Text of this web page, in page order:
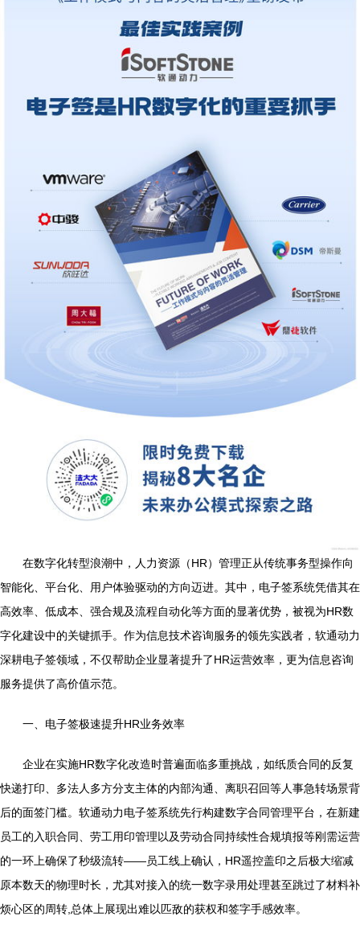
在数字化转型浪潮中，人力资源（HR）管理正从传统事务型操作向
智能化、平台化、用户体验驱动的方向迈进。其中，电子签系统凭借其在
高效率、低成本、强合规及流程自动化等方面的显著优势，被视为HR数
字化建设中的关键抓手。作为信息技术咨询服务的领先实践者，软通动力
深耕电子签领域，不仅帮助企业显著提升了HR运营效率，更为信息咨询
服务提供了高价值示范。
一、电子签极速提升HR业务效率
企业在实施HR数字化改造时普遍面临多重挑战，如纸质合同的反复
快递打印、多法人多方分支主体的内部沟通、离职召回等人事急转场景背
后的面签门槛。软通动力电子签系统先行构建数字合同管理平台，在新建
员工的入职合同、劳工用印管理以及劳动合同持续性合规填报等刚需运营
的一环上确保了秒级流转——员工线上确认，HR遥控盖印之后极大缩减
原本数天的物理时长，尤其对接入的统一数字录用处理甚至跳过了材料补
烦心区的周转,总体上展现出难以匹敌的获权和签字手感效率。